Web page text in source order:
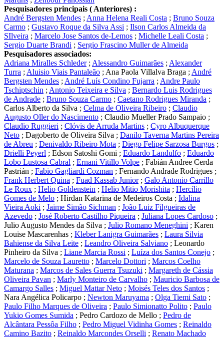
Pesquisadores principais ( Anteriores) :
André Bergsten Mendes ; Anna Helena Reali Costa ; Bruno Souza
Carmo ; Gustavo Roque da Silva Assi ; Ilson Carlos Almeida da
SIlveira ; Marcelo Jose Santos de-Lemos ; Michelle Leali Costa ;
Sergio Duarte Brandi ; Sergio Frascino Muller de Almeida
Pesquisadores associados:
Adriana Miralles Schleder; Alessandro Guimarães ; Alexander
Turra ; Aluisio Viais Pantaleão ; Ana Paola Villalva Braga ; André
Bergsten Mendes ; André Luís Condino Fujarra ; Andre Paulo
Tschiptschin ; Antonio Teixeira e Silva ; Bernardo Luis Rodrigues
de Andrade ; Bruno Souza Carmo ; Caetano Rodrigues Miranda ;
Carlos Alberto da Silva ; Celma de Oliveira Ribeiro ; Claudio
Augusto Oller do Nascimento ; Claudio Mueller Prado Sampaio ;
Claudio Ruggieri ; Clóvis de Arruda Martins ; Cyro Albuquerque
Neto ; Dagoberto de Oliveira Silva ; Danilo Taverna Martins Pereira
de Abreu ; Denivaldo Ribeiro Mota ; Diego Felipe Sarzosa Burgos ;
Drielli Peyerl ; Edson Satoshi Gomi ; Eduardo Landulfo ; Eduardo
Lobo Lustosa Cabral ; Ernani Vitillo Volpe ; Fabián Andree Cerda
Pastrián ; Fabio Gagliardi Cozman ; Fernando Andrade Rodrigues ;
Frank Herbert Quina ; Fuad Kassab Junior; Galo Antonio Carrillo
Le Roux ; Helio Goldenstein ; Helio Mitio Morishita ; Hercílio
Gomes de Melo ; Hirdan Katarina de Medeiros Costa ; Idalina
Vieira Aoki ; Jaime Simão Sichman ; João Luiz Filgueiras de
Azevedo ; José Roberto Castilho Piqueira ; Juliana Lopes Cardoso ;
Julio Augusto Mendes da Silva ; Julio Romano Meneghini ; Karen
Louise Mascarenhas ; Kleber Lanigra Guimarães ; Laura Silvia
Bahiense da Silva Leite ; Leandro Oliveira Salviano ; Leonardo
Pinheiro da Silva ; Liane Marcia Rossi ; Luíza dos Santos Conejo ;
Marcelo de Souza Lauretto ; Marcelo Dottori ; Marcos Coelho
Maturana ; Marcos de Sales Guerra Tsuzuki ; Margareth de Cássia
Oliveira Pavan ; Marly Monteiro de Carvalho ; Mauricio Barbosa de
Camargo Salles ; Miguel Mattar Neto ; Moisés Teles dos Santos ;
Nara Angélica Policarpo ; Newton Maruyama ; Olga Tiemi Sato ;
Paulo Filho Marques de Oliveira ; Paulo Simionatto Polito ; Paulo
Yukio Gomes Sumida ; Pedro Cardozo de Mello ; Pedro de
Alcântara Pessôa Filho ; Pedro Miguel Vidinha Gomes ; Reinaldo
Camino Bazito ; Reinaldo Marcondes Orselli ; Renato Machado